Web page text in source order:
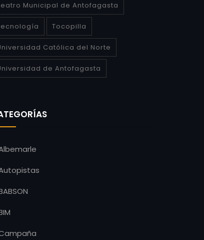
Municipal de Antofagasta
Tocopilla
Católica del Norte
de Antofagasta